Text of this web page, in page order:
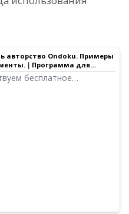
авторство Ondoku. Примеры
｜Программа для
Ondokuбесплатное